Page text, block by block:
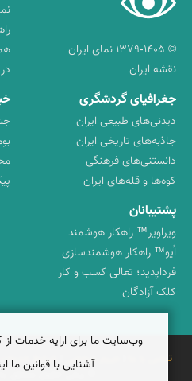
© ۱۳۷۹-۱۴۰۵ نمای ایران
نقشه ایران
جغرافیای گردشگری
دیدنی‌های طبیعی ایران
جاذبه‌های تاریخی ایران
دانستنی‌های فرهنگی
کوه‌ها و قله‌های ایران
پشتیبانان
ویراویر™ راهکار هوشمند
اُیو™ راهکار هوشمندسازی
فرداپدید؛ تعالی کسب و کار
کلک آزادگان
تماس با ما حریم شخصی شرایط خدمات
© برخی حقوق متعلق به
وب‌سایت ما برای ارایه خدمات
آشنایی با قوانین ما